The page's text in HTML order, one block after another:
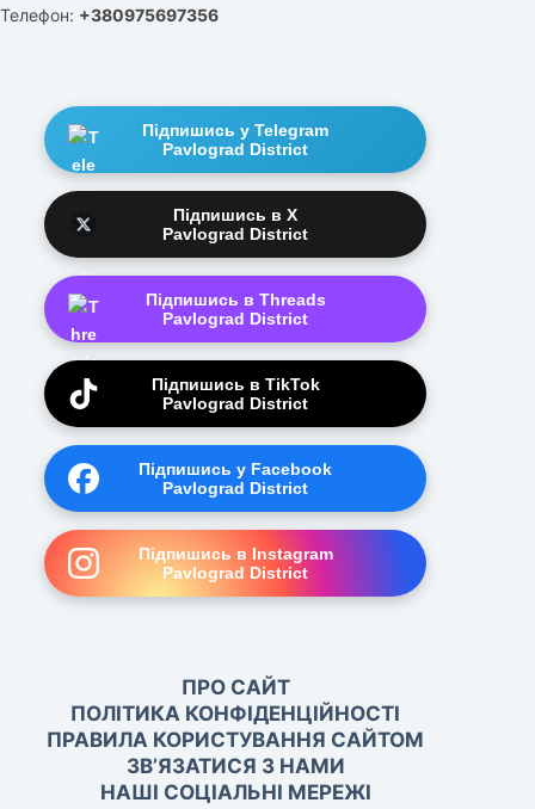
Телефон: +380975697356
Підпишись у Telegram
Pavlograd District
Підпишись в X
Pavlograd District
Підпишись в Threads
Pavlograd District
Підпишись в TikTok
Pavlograd District
Підпишись у Facebook
Pavlograd District
Підпишись в Instagram
Pavlograd District
ПРО САЙТ
ПОЛІТИКА КОНФІДЕНЦІЙНОСТІ
ПРАВИЛА КОРИСТУВАННЯ САЙТОМ
ЗВ’ЯЗАТИСЯ З НАМИ
НАШІ СОЦІАЛЬНІ МЕРЕЖІ